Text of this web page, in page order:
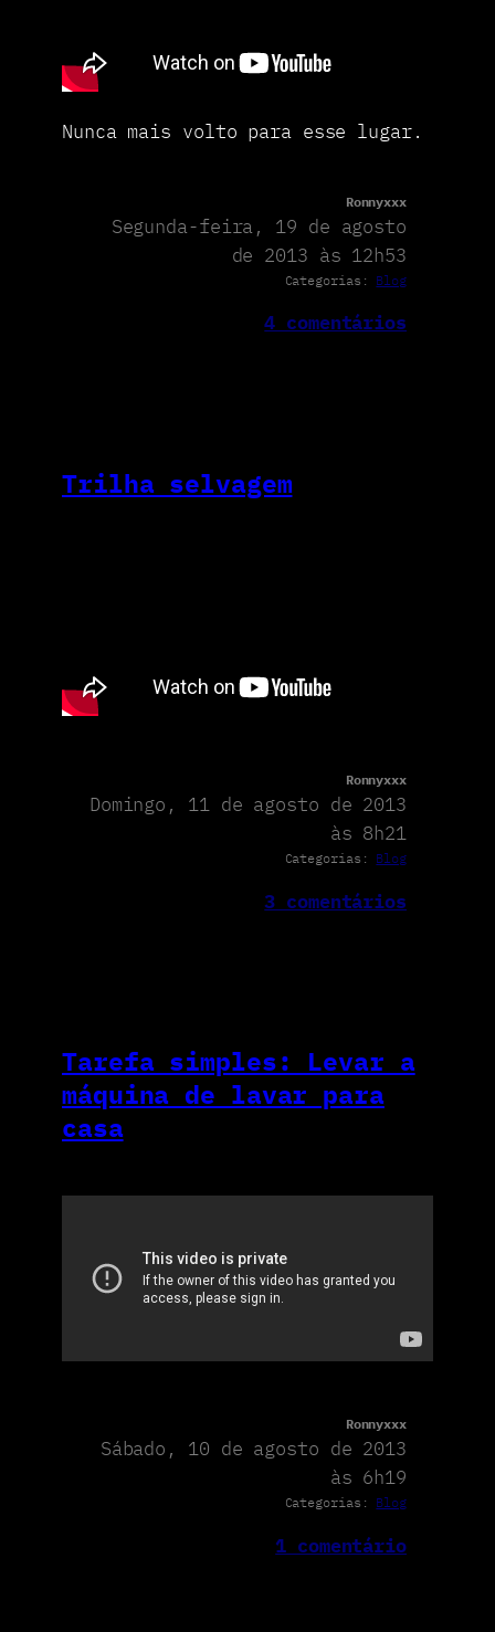
Nunca mais volto para esse lugar.
Ronnyxxx
Segunda-feira, 19 de agosto
de 2013 às 12h53
Categorias: Blog
4 comentários
Trilha selvagem
Ronnyxxx
Domingo, 11 de agosto de 2013
às 8h21
Categorias: Blog
3 comentários
Tarefa simples: Levar a
máquina de lavar para
casa
Ronnyxxx
Sábado, 10 de agosto de 2013
às 6h19
Categorias: Blog
1 comentário